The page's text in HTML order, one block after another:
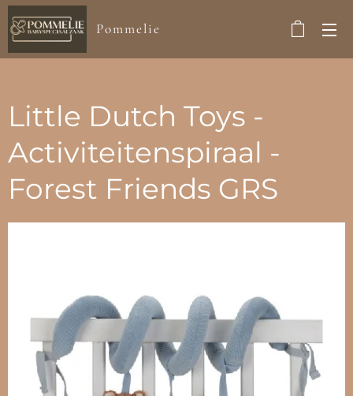
Pommelie
Little Dutch Toys -
Activiteitenspiraal -
Forest Friends GRS